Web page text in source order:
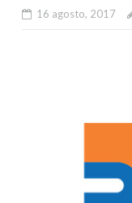
16 agosto, 2017